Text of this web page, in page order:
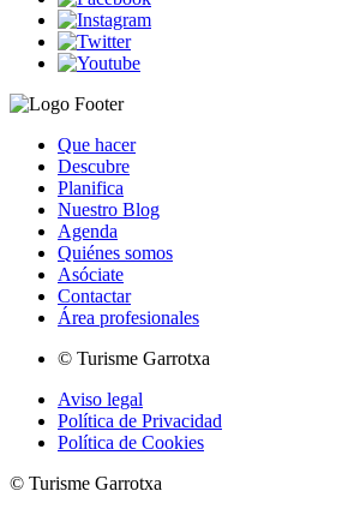
Que hacer
Descubre
Planifica
Nuestro Blog
Agenda
Quiénes somos
Asóciate
Contactar
Área profesionales
© Turisme Garrotxa
Aviso legal
Política de Privacidad
Política de Cookies
© Turisme Garrotxa